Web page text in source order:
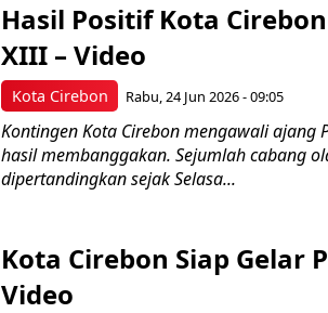
Kota Cirebon
Hasil Positif Kota
XIII – Video
Rabu, 24 Jun 2026 - 09:05
Kontingen Kota Cirebon mengawali ajang
hasil membanggakan. Sejumlah cabang
dipertandingkan sejak Selasa...
Kota Cirebon Siap Gelar
Video